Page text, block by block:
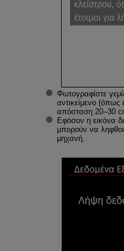
Φωτογραφίστε
αντικείμενο
απόσταση 20–30
Εφόσον η εικόνα
μπορούν να
μηχανή.